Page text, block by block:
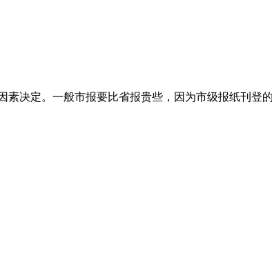
决定。一般市报要比省报贵些，因为市级报纸刊登